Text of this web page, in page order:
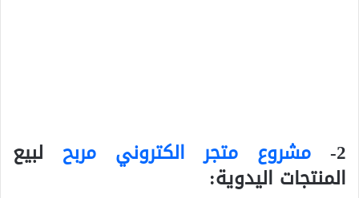
2- مشروع متجر الكتروني مربح لبيع
المنتجات اليدوية: